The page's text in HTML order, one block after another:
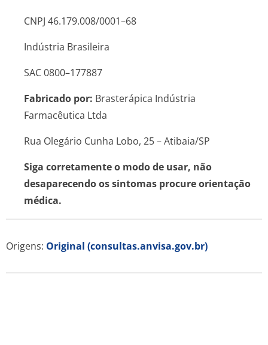
CNPJ 46.179.008/0001–68
Indústria Brasileira
SAC 0800–177887
Fabricado por: Brasterápica Indústria
Farmacêutica Ltda
Rua Olegário Cunha Lobo, 25 – Atibaia/SP
Siga corretamente o modo de usar, não
desaparecendo os sintomas procure orientação
médica.
Origens: Original (consultas.anvisa.gov.br)